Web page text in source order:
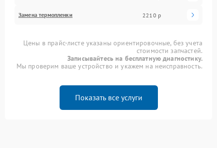
Замена термопленки 2210 р
Цены в прайс-листе указаны ориентировочные, без учета
стоимости запчастей.
Записывайтесь на бесплатную диагностику.
Мы проверим ваше устройство и укажем на неисправность.
Показать все услуги